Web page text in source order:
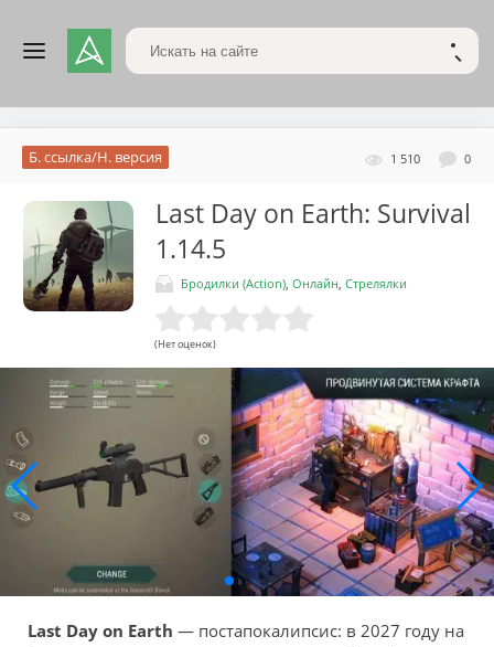
Поиск по сайту
1 510 0
Б. ссылка/Н. версия
Last Day on Earth: Survival
1.14.5
Бродилки (Action) Онлайн Стрелялки
(Нет оценок)
Last Day on Earth — постапокалипсис: в 2027 году на